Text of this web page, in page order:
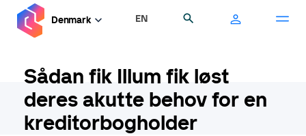
hovedindhold
Denmark EN
Sådan fik Illum fik løst
deres akutte behov for en
kreditorbogholder